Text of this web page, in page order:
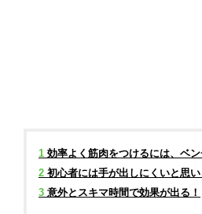
1 効率よく筋肉をつけるには、ベン
2 初心者には手が出しにくいと思い
3 意外とスキマ時間で効果が出る！